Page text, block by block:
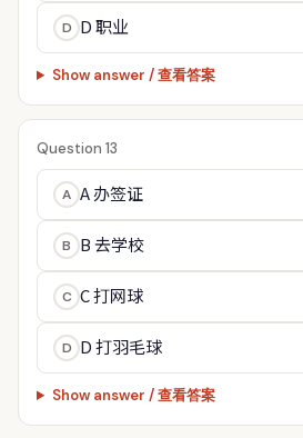
D D 职业
Show answer / 查看答案
Question 13
A A 办签证
B B 去学校
C C 打网球
D D 打羽毛球
Show answer / 查看答案